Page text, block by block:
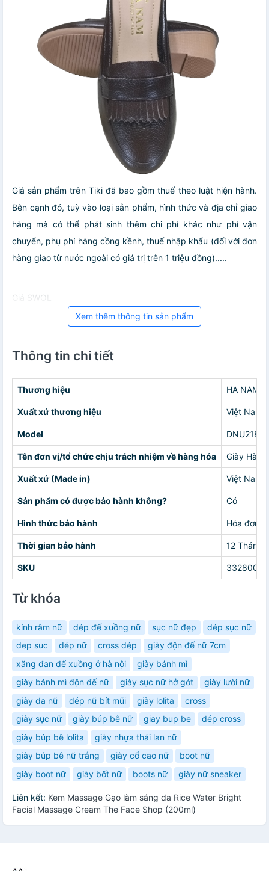
Giá sản phẩm trên Tiki đã bao gồm thuế theo luật hiện hành.
Bên cạnh đó, tuỳ vào loại sản phẩm, hình thức và địa chỉ giao
hàng mà có thể phát sinh thêm chi phí khác như phí vận
chuyển, phụ phí hàng cồng kềnh, thuế nhập khẩu (đối với đơn
hàng giao từ nước ngoài có giá trị trên 1 triệu đồng).....
Giá SWOL
Xem thêm thông tin sản phẩm
Thông tin chi tiết
Thương hiệu HA NAM
Xuất xứ thương hiệu Việt Nam
Model DNU2184
Tên đơn vị/tổ chức chịu trách nhiệm về hàng hóa Giày Hà
Xuất xứ (Made in) Việt Nam
Sản phẩm có được bảo hành không? Có
Hình thức bảo hành Hóa đơn
Thời gian bảo hành 12 Tháng
SKU
Từ khóa
kính râm nữ dép đế xuồng nữ sục nữ đẹp
dép sục nữ
dep suc
dép nữ cross dép
giày độn đế nữ 7cm
xăng đan đế xuồng ở hà nội
giày bánh mì
giày bánh mì độn đế nữ
giày sục nữ hở gót
giày lười nữ
giày da nữ
dép nữ bít mũi giày lolita
cross
giày sục nữ
giày búp bê nữ giay bup be
dép cross
giày búp bê lolita
giày nhựa thái lan nữ
giày búp bê nữ trắng
giày cổ cao nữ
boot nữ
giày boot nữ
giày bốt nữ boots nữ giày nữ sneaker
Liên kết: Kem Massage Gạo làm sáng da Rice Water Bright
Facial Massage Cream The Face Shop (200ml)